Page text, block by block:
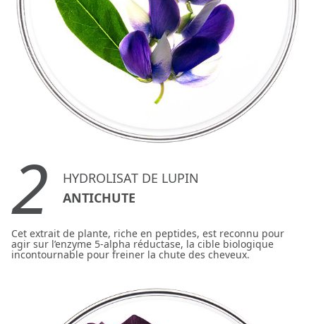
2
HYDROLISAT DE LUPIN
ANTICHUTE
Cet extrait de plante, riche en peptides, est reconnu pour
agir sur l’enzyme 5-alpha réductase, la cible biologique
incontournable pour freiner la chute des cheveux.